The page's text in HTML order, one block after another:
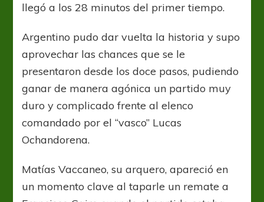
llegó a los 28 minutos del primer tiempo.
Argentino pudo dar vuelta la historia y supo
aprovechar las chances que se le
presentaron desde los doce pasos, pudiendo
ganar de manera agónica un partido muy
duro y complicado frente al elenco
comandado por el “vasco” Lucas
Ochandorena.
Matías Vaccaneo, su arquero, apareció en
un momento clave al taparle un remate a